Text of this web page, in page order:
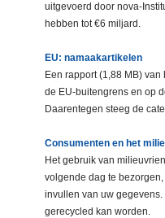
uitgevoerd door nova-
hebben tot €6 miljard.
EU: namaakartikelen
Een rapport (1,88 MB)
de EU-buitengrens en op
Daarentegen steeg de
Consumenten en het
Het gebruik van
volgende dag te
invullen van uw
gerecycled kan worden.